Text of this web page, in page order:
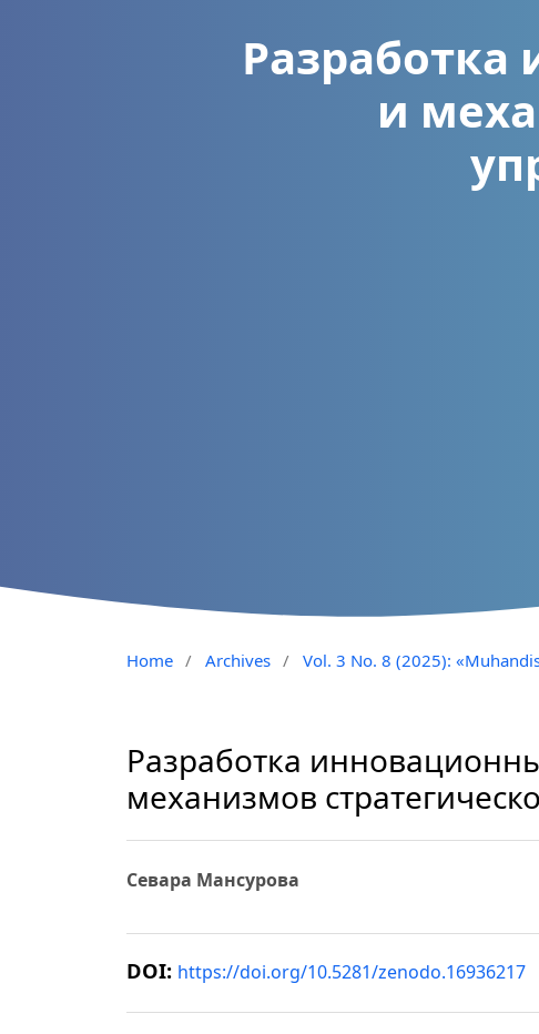
и
Home / Archives / Vol. 3 No. 8 (2025):
Разработка
механизмов
Севара Мансурова
DOI: https://doi.org/10.5281/zenodo.16936217